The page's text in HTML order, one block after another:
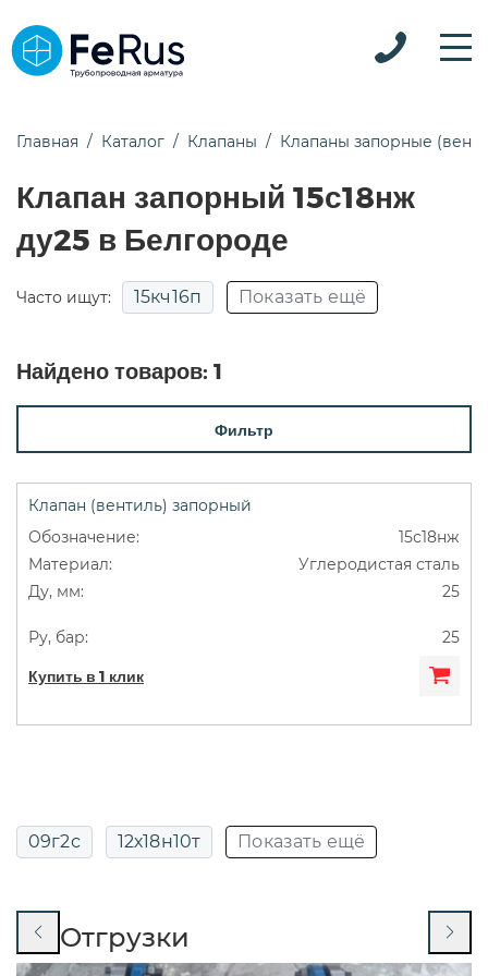
Главная Каталог Клапаны Клапаны запорные
Клапан запорный 15с18нж
ду25 в Белгороде
Часто ищут: 15кч16п Показать ещё
15нж65нж 15с18п
15с65нж 15с65нж ду50
15с65п 15с68нж pn25 Для воды
ДУ50
Фланцевые
Найдено товаров: 1
Фильтр
Клапан (вентиль) запорный
15с18нж
Углеродистая сталь
25
25
Купить в 1 клик
09г2с 12х18н10т Показать ещё
14нж19п 14нж19ст
Отгрузки